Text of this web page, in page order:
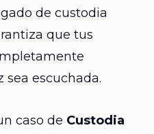
de custodia
que tus
sea escuchada.
caso de Custodia